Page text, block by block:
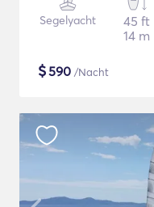
Segelyacht
45 ft
14 m
$590 /Nacht